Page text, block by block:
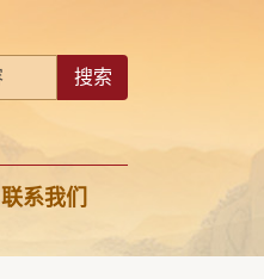
搜索
联系我们